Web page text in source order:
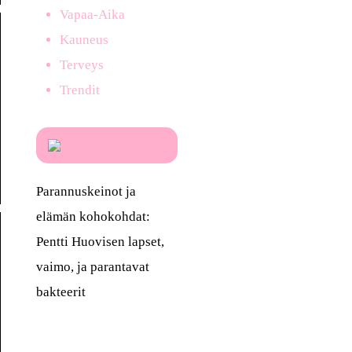
Vapaa-Aika
Kauneus
Terveys
Trendit
Parannuskeinot ja
elämän kohokohdat:
Pentti Huovisen lapset,
vaimo, ja parantavat
bakteerit